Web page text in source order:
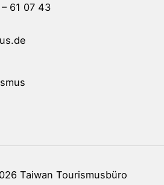
61 07 43
Taiwan Tourismusbüro